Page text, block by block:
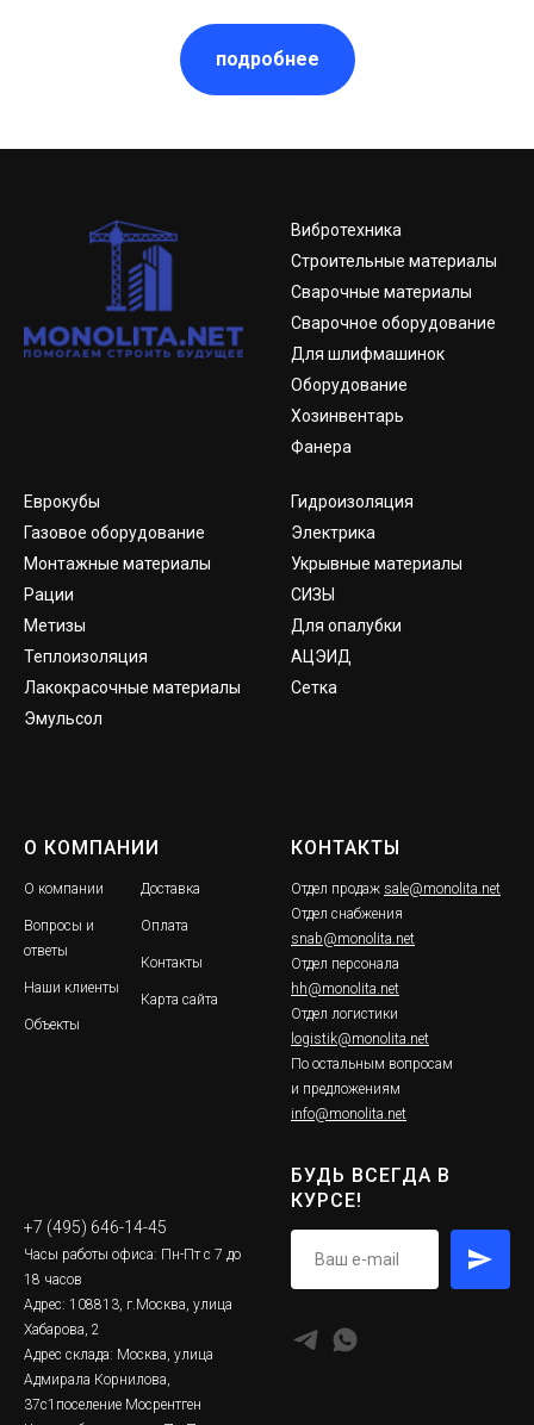
подробнее
Вибротехника
Строительные материалы
Сварочные материалы
Сварочное оборудование
Для шлифмашинок
Оборудование
Хозинвентарь
Фанера
Еврокубы
Газовое оборудование
Монтажные материалы
Рации
Метизы
Теплоизоляция
Лакокрасочные материалы
Эмульсол
Гидроизоляция
Электрика
Укрывные материалы
СИЗЫ
Для опалубки
АЦЭИД
Сетка
О КОМПАНИИ
О компании
Вопросы и
ответы
Наши клиенты
Объекты
Доставка
Оплата
Контакты
Карта сайта
КОНТАКТЫ
Отдел продаж sale@monolita.net
Отдел снабжения
snab@monolita.net
Отдел персонала
hh@monolita.net
Отдел логистики
logistik@monolita.net
По остальным вопросам
и предложениям
info@monolita.net
+7 (495) 646-14-45
Часы работы офиса: Пн-Пт с 7 до
18 часов
Адрес: 108813, г.Москва, улица
Хабарова, 2
Адрес склада: Москва, улица
Адмирала Корнилова,
37с1поселение Мосрентген
БУДЬ ВСЕГДА В
КУРСЕ!